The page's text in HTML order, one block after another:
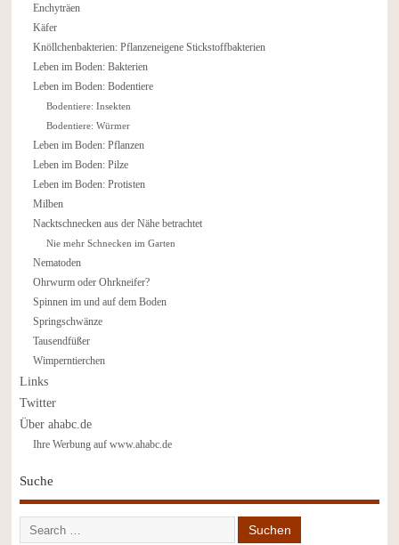
Enchyträen
Käfer
Knöllchenbakterien: Pflanzeneigene Stickstoffbakterien
Leben im Boden: Bakterien
Leben im Boden: Bodentiere
Bodentiere: Insekten
Bodentiere: Würmer
Leben im Boden: Pflanzen
Leben im Boden: Pilze
Leben im Boden: Protisten
Milben
Nacktschnecken aus der Nähe betrachtet
Nie mehr Schnecken im Garten
Nematoden
Ohrwurm oder Ohrkneifer?
Spinnen im und auf dem Boden
Springschwänze
Tausendfüßer
Wimperntierchen
Links
Twitter
Über ahabc.de
Ihre Werbung auf www.ahabc.de
Suche